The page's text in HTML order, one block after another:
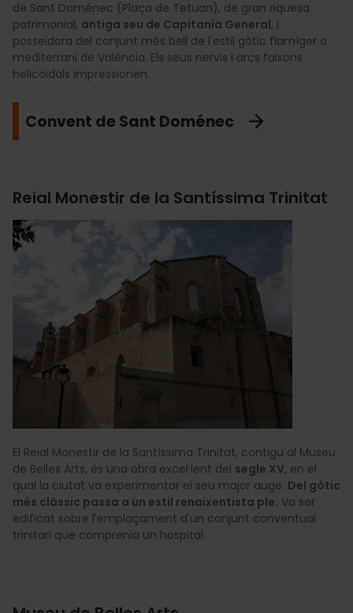
de Sant Doménec (Plaça de Tetuan), de gran riquesa
patrimonial, antiga seu de Capitania General, i
posseïdora del conjunt més bell de l'estil gòtic flamíger o
mediterrani de València. Els seus nervis i arcs faixons
helicoïdals impressionen.
Convent de Sant Doménec
Reial Monestir de la Santíssima Trinitat
El Reial Monestir de la Santíssima Trinitat, contigu al Museu
de Belles Arts, és una obra excel·lent del segle XV, en el
qual la ciutat va experimentar el seu major auge. Del gòtic
més clàssic passa a un estil renaixentista ple. Va ser
edificat sobre l'emplaçament d'un conjunt conventual
trinitari que comprenia un hospital.